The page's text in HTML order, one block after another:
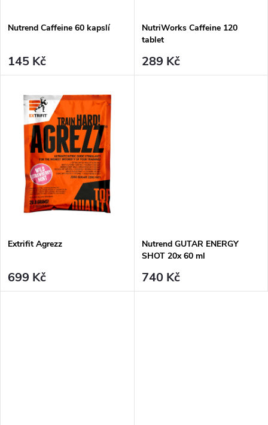
t
ů
Nutrend Caffeine 60 kapslí
145 Kč
NutriWorks Caffeine 120
tablet
289 Kč
Extrifit Agrezz
699 Kč
Nutrend GUTAR ENERGY
SHOT 20x 60 ml
740 Kč